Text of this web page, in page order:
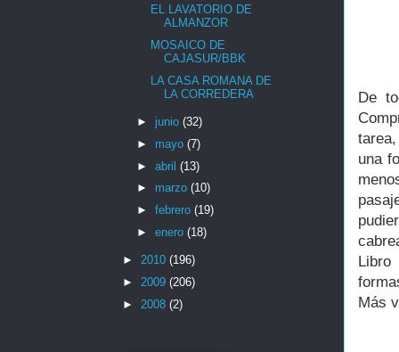
De
una
Libro
Más
EL LAVATORIO DE
ALMANZOR
MOSAICO DE
CAJASUR/BBK
LA CASA ROMANA DE
LA CORREDERA
► junio (32)
► mayo (7)
► abril (13)
► marzo (10)
► febrero (19)
► enero (18)
► 2010 (196)
► 2009 (206)
► 2008 (2)